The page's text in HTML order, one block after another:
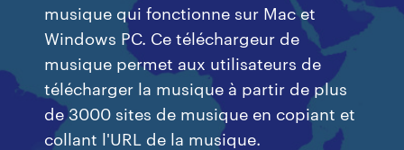
musique qui fonctionne sur Mac et
Windows PC. Ce téléchargeur de
musique permet aux utilisateurs de
télécharger la musique à partir de plus
de 3000 sites de musique en copiant et
collant l'URL de la musique.